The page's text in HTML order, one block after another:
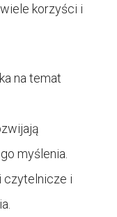
korzyści i
na temat
myślenia.
czytelnicze i